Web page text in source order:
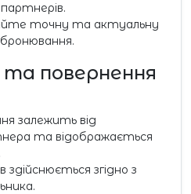
точну та актуальну
бронювання.
та повернення
залежить від
та відображається
згідно з